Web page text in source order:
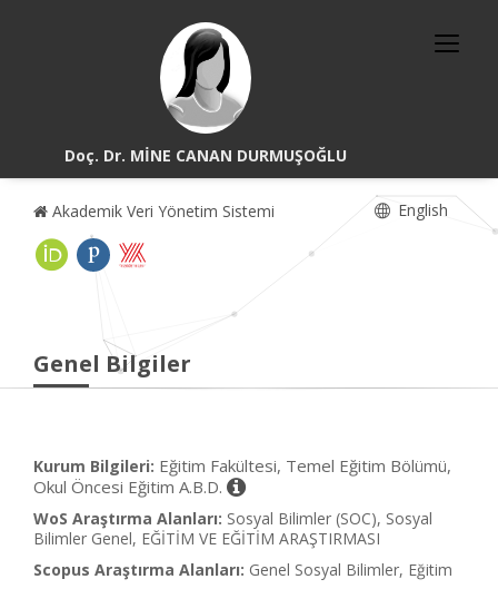
Doç. Dr. MİNE CANAN DURMUŞOĞLU
Akademik Veri Yönetim Sistemi English
Genel Bilgiler
Kurum Bilgileri: Eğitim Fakültesi, Temel Eğitim Bölümü,
Okul Öncesi Eğitim A.B.D.
WoS Araştırma Alanları: Sosyal Bilimler (SOC), Sosyal
Bilimler Genel, EĞİTİM VE EĞİTİM ARAŞTIRMASI
Scopus Araştırma Alanları: Genel Sosyal Bilimler, Eğitim